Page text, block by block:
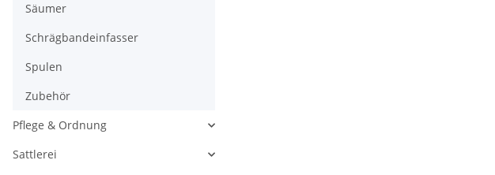
Säumer
Schrägbandeinfasser
Spulen
Zubehör
Pflege & Ordnung
Sattlerei